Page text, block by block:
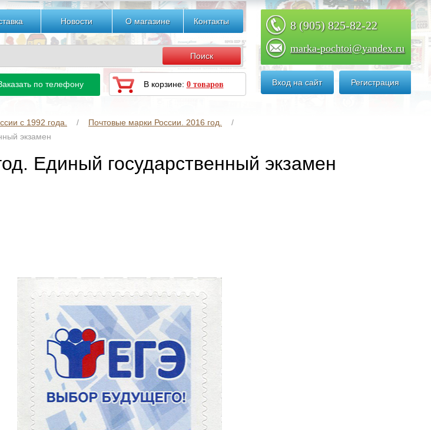
Новости О магазине Контакты 8 (905) 825-82-22
marka-pochtoi@yandex.ru
Вход на сайт Регистрация
по телефону В корзине: 0 товаров
с 1992 года.
Почтовые марки России. 2016 год.
экзамен
Единый государственный экзамен